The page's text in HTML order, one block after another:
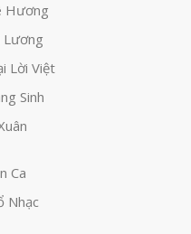
Hương
Lương
Lời Việt
Sinh
Ca
Nhạc